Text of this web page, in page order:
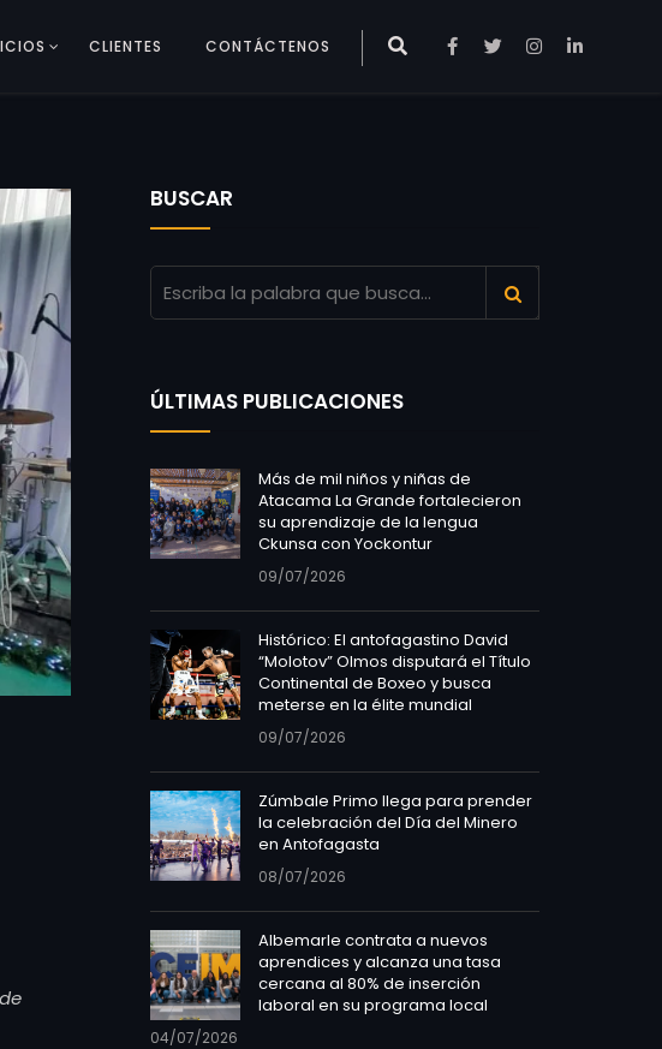
CLIENTES CONTÁCTENOS
BUSCAR
ÚLTIMAS PUBLICACIONES
Más de mil niños y niñas de
Atacama La Grande fortalecieron
su aprendizaje de la lengua
Ckunsa con Yockontur
09/07/2026
Histórico: El antofagastino David
“Molotov” Olmos disputará el Título
Continental de Boxeo y busca
meterse en la élite mundial
09/07/2026
Zúmbale Primo llega para prender
la celebración del Día del Minero
en Antofagasta
08/07/2026
Albemarle contrata a nuevos
aprendices y alcanza una tasa
cercana al 80% de inserción
laboral en su programa local
04/07/2026